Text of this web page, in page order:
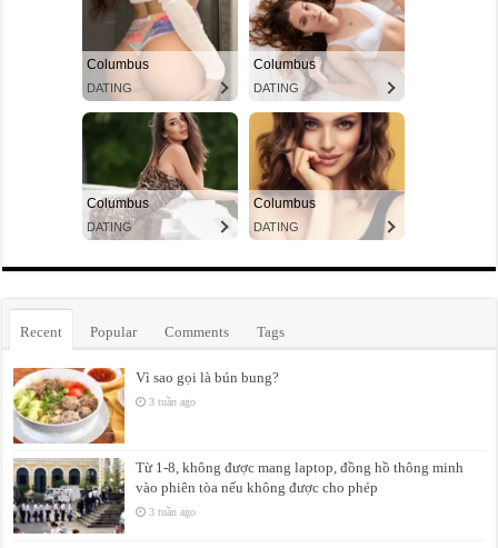
Recent Popular Comments Tags
Vì sao gọi là bún bung?
3 tuần ago
Từ 1-8, không được mang laptop, đồng hồ thông minh
vào phiên tòa nếu không được cho phép
3 tuần ago